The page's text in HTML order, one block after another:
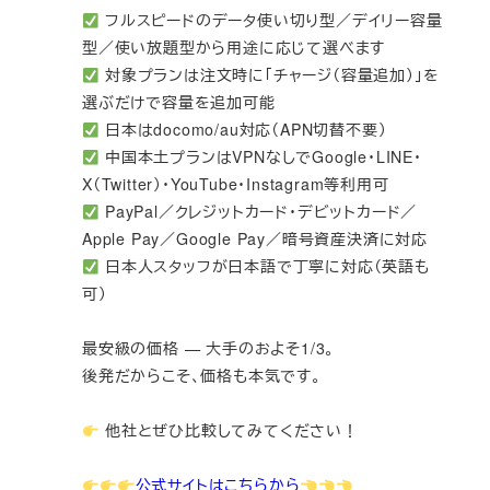
フルスピードのデータ使い切り型／デイリー容量
型／使い放題型から用途に応じて選べます
対象プランは注文時に「チャージ（容量追加）」を
選ぶだけで容量を追加可能
日本はdocomo/au対応（APN切替不要）
中国本土プランはVPNなしでGoogle・LINE・
X（Twitter）・YouTube・Instagram等利用可
PayPal／クレジットカード・デビットカード／
Apple Pay／Google Pay／暗号資産決済に対応
日本人スタッフが日本語で丁寧に対応（英語も
可）
最安級の価格 — 大手のおよそ1/3。
後発だからこそ、価格も本気です。
他社とぜひ比較してみてください！
公式サイトはこちらから